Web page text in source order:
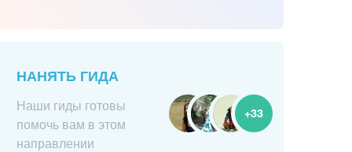
НАНЯТЬ ГИДА
Наши гиды готовы
помочь вам в этом
направлении
+33